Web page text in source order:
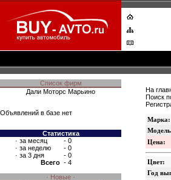
Список фирм
Дали Моторс Марьино
Объявлений в базе нет
Статистика
· за месяц
- 0
· за неделю
- 0
· за 3 дня
- 0
Всего - 4
· Новые ·
На
Поиск
Марка:
Цена:
Цвет:
Год